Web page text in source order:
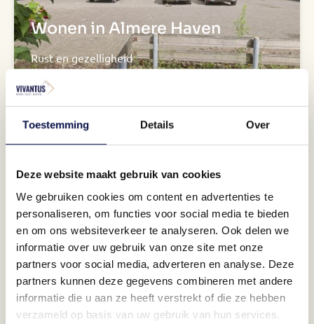
Toestemming Details Over
Deze website maakt gebruik van cookies
We gebruiken cookies om content en advertenties te
personaliseren, om functies voor social media te bieden
en om ons websiteverkeer te analyseren. Ook delen we
informatie over uw gebruik van onze site met onze
partners voor social media, adverteren en analyse. Deze
partners kunnen deze gegevens combineren met andere
informatie die u aan ze heeft verstrekt of die ze hebben
verzameld op basis van uw gebruik van hun services.
Wonen in Almere Haven
Rust en gezelligheid
Een logische indeling
Plaats jouw droomkeuken